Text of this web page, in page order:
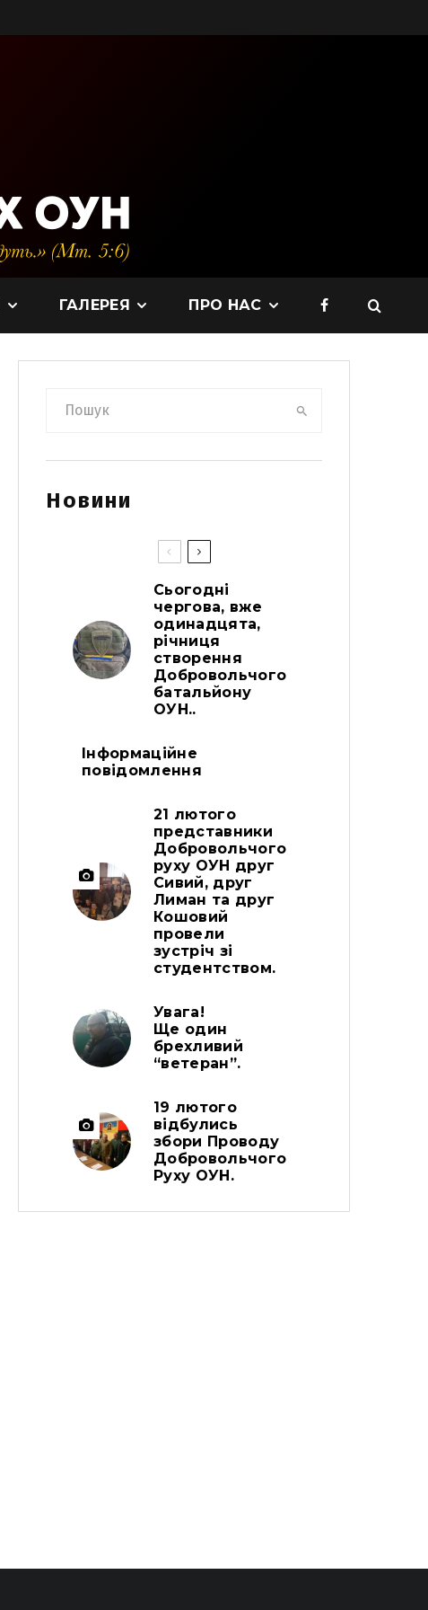
ГАЛЕРЕЯ ПРО НАС
Новини
Сьогодні
чергова, вже
одинадцята,
річниця
створення
Добровольчого
батальйону
ОУН..
Інформаційне
повідомлення
21 лютого
представники
Добровольчого
руху ОУН друг
Сивий, друг
Лиман та друг
Кошовий
провели
зустріч зі
студентством.
Увага!
Ще один
брехливий
“ветеран”.
19 лютого
відбулись
збори Проводу
Добровольчого
Руху ОУН.